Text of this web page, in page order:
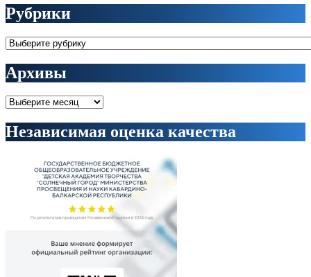
Рубрики
Рубрики
Архивы
Архивы
Независимая оценка качества